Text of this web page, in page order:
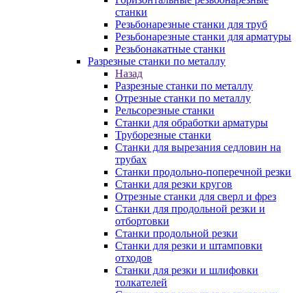
станки
Резьбонарезные станки для труб
Резьбонарезные станки для арматуры
Резьбонакатные станки
Разрезные станки по металлу
Назад
Разрезные станки по металлу
Отрезные станки по металлу
Рельсорезные станки
Станки для обработки арматуры
Труборезные станки
Станки для вырезания седловин на
трубаx
Станки продольно-поперечной резки
Станки для резки кругов
Отрезные станки для сверл и фрез
Станки для продольной резки и
отбортовки
Станки продольной резки
Станки для резки и штамповки
отходов
Станки для резки и шлифовки
толкателей